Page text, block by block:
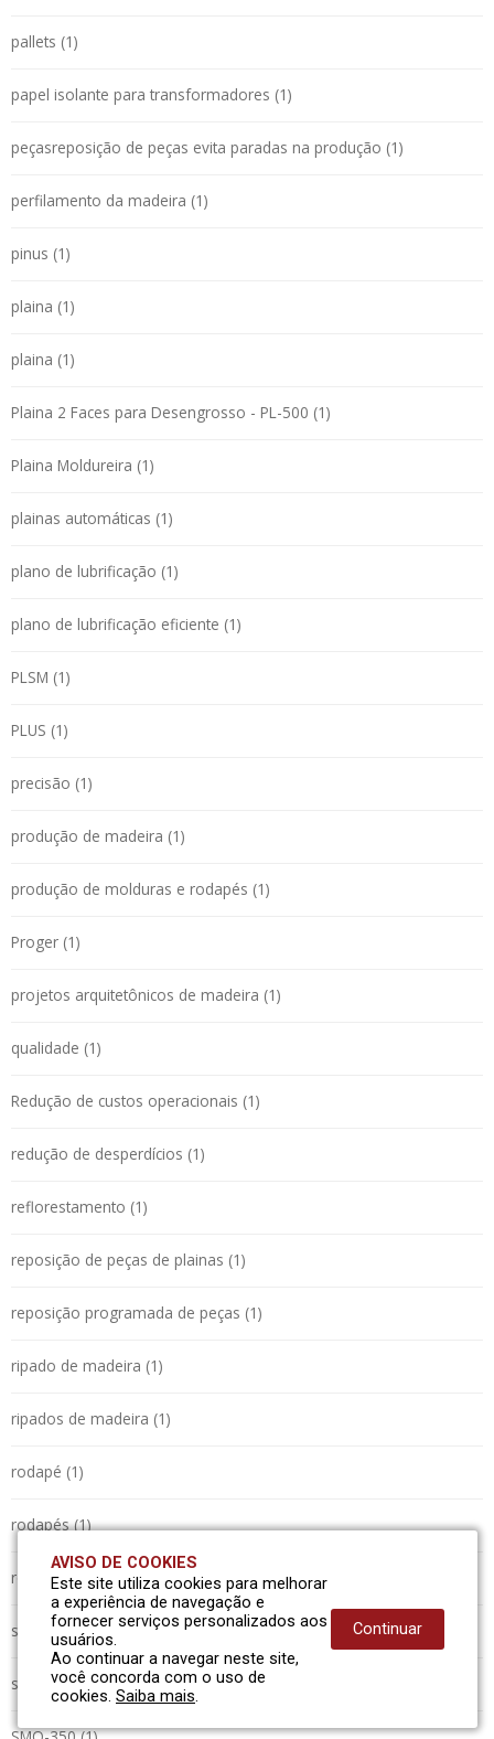
pallets (1)
papel isolante para transformadores (1)
peçasreposição de peças evita paradas na produção (1)
perfilamento da madeira (1)
pinus (1)
plaina (1)
plaina (1)
Plaina 2 Faces para Desengrosso - PL-500 (1)
Plaina Moldureira (1)
plainas automáticas (1)
plano de lubrificação (1)
plano de lubrificação eficiente (1)
PLSM (1)
PLUS (1)
precisão (1)
produção de madeira (1)
produção de molduras e rodapés (1)
Proger (1)
projetos arquitetônicos de madeira (1)
qualidade (1)
Redução de custos operacionais (1)
redução de desperdícios (1)
reflorestamento (1)
reposição de peças de plainas (1)
reposição programada de peças (1)
ripado de madeira (1)
ripados de madeira (1)
rodapé (1)
rodapés (1)
roliços (1)
serraria (1)
sistema automatizado (1)
AVISO DE COOKIES
Este site utiliza cookies para melhorar
a experiência de navegação e
fornecer serviços personalizados aos
usuários.
Ao continuar a navegar neste site,
você concorda com o uso de
cookies. Saiba mais.
Continuar